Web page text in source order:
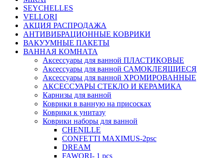
SEYCHELLES
VELLORI
АКЦИЯ РАСПРОДАЖА
АНТИВИБРАЦИОННЫЕ КОВРИКИ
ВАКУУМНЫЕ ПАКЕТЫ
ВАННАЯ КОМНАТА
Аксессуары для ванной ПЛАСТИКОВЫЕ
Аксессуары для ванной САМОКЛЕЯЩИЕСЯ
Аксессуары для ванной ХРОМИРОВАННЫЕ
АКСЕССУАРЫ СТЕКЛО И КЕРАМИКА
Карнизы для ванной
Коврики в ванную на присосках
Коврики к унитазу
Коврики наборы для ванной
CHENILLE
CONFETTI MAXIMUS-2psc
DREAM
FAWORI- 1 pcs